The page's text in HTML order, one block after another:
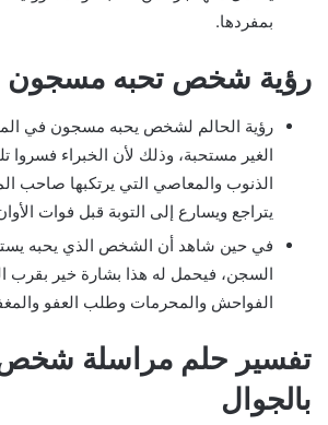
بمفردها.
رؤية شخص تحبه مسجون
رؤية الحالم لشخص يحبه مسجون في
الغير مستحبة، وذلك لأن الخبراء فسروا
الذنوب والمعاصي التي يرتكبها صاحب
يتراجع ويسارع إلى التوبة قبل فوات
في حين شاهد أن الشخص الذي يحبه
السجن، فيحمل له هذا بشارة خير بقرب
الفواحش والمحرمات وطلب العفو
تفسير حلم مراسلة شخص
بالجوال